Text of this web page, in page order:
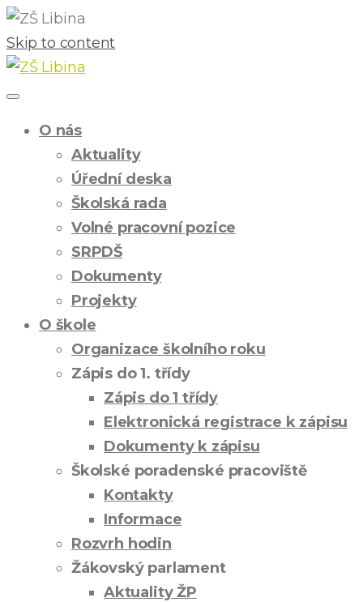
Skip to content
O nás
Aktuality
Úřední deska
Školská rada
Volné pracovní pozice
SRPDŠ
Dokumenty
Projekty
O škole
Organizace školního roku
Zápis do 1. třídy
Zápis do 1 třídy
Elektronická registrace k zápisu
Dokumenty k zápisu
Školské poradenské pracoviště
Kontakty
Informace
Rozvrh hodin
Žákovský parlament
Aktuality ŽP